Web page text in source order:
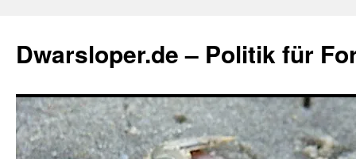
springen
Dwarsloper.de – Politik für